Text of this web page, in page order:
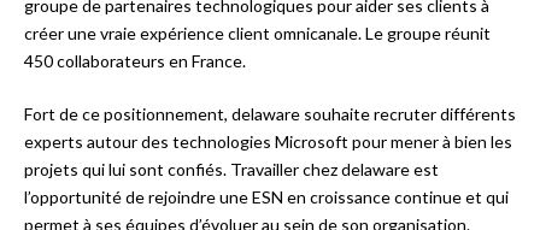
groupe de partenaires technologiques pour aider ses clients à
créer une vraie expérience client omnicanale. Le groupe réunit
450 collaborateurs en France.
Fort de ce positionnement, delaware souhaite recruter différents
experts autour des technologies Microsoft pour mener à bien les
projets qui lui sont confiés. Travailler chez delaware est
l’opportunité de rejoindre une ESN en croissance continue et qui
permet à ses équipes d’évoluer au sein de son organisation.